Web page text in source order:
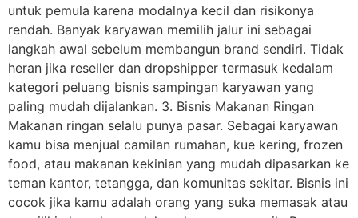
untuk pemula karena modalnya kecil dan risikonya
rendah. Banyak karyawan memilih jalur ini sebagai
langkah awal sebelum membangun brand sendiri. Tidak
heran jika reseller dan dropshipper termasuk kedalam
kategori peluang bisnis sampingan karyawan yang
paling mudah dijalankan. 3. Bisnis Makanan Ringan
Makanan ringan selalu punya pasar. Sebagai karyawan
kamu bisa menjual camilan rumahan, kue kering, frozen
food, atau makanan kekinian yang mudah dipasarkan ke
teman kantor, tetangga, dan komunitas sekitar. Bisnis ini
cocok jika kamu adalah orang yang suka memasak atau